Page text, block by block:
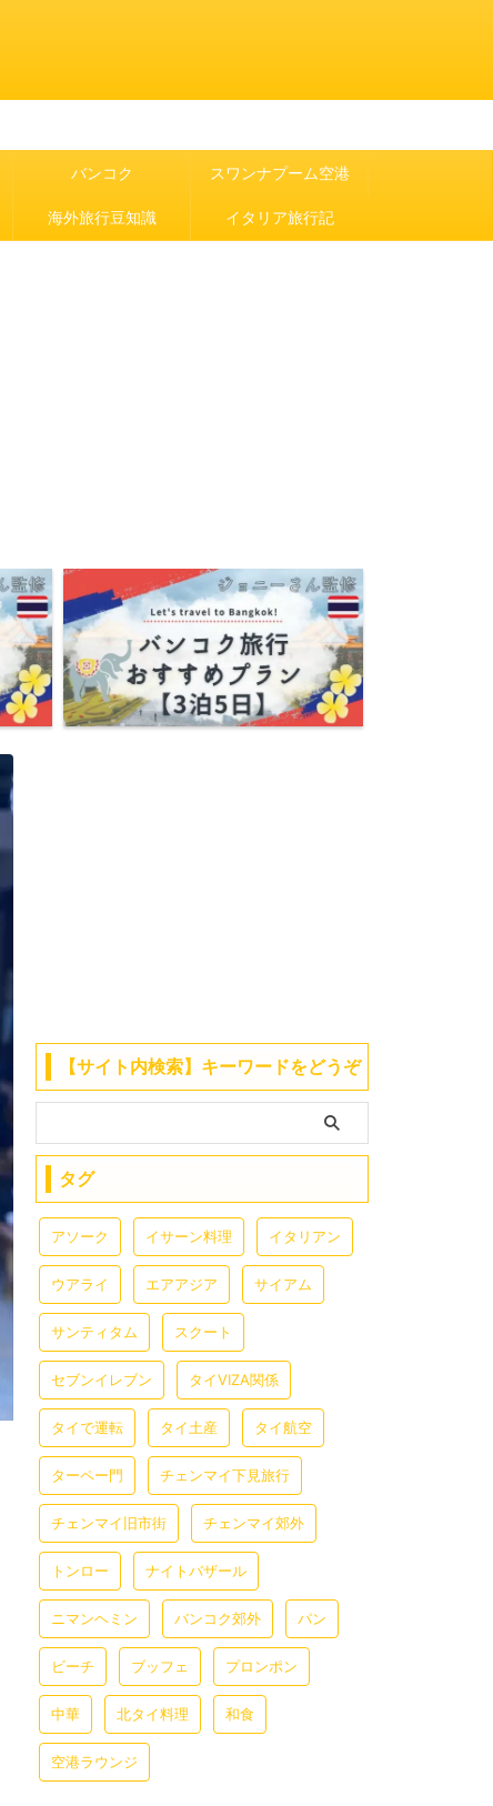
バンコク スワンナプーム空港
海外旅行豆知識 イタリア旅行記
【サイト内検索】キーワードをどうぞ
タグ
アソーク イサーン料理 イタリアン
ウアライ エアアジア サイアム
サンティタム スクート
セブンイレブン タイVIZA関係
タイで運転 タイ土産 タイ航空
ターペー門 チェンマイ下見旅行
チェンマイ旧市街 チェンマイ郊外
トンロー ナイトバザール
ニマンヘミン バンコク郊外 パン
ビーチ ブッフェ プロンポン
中華 北タイ料理 和食
空港ラウンジ